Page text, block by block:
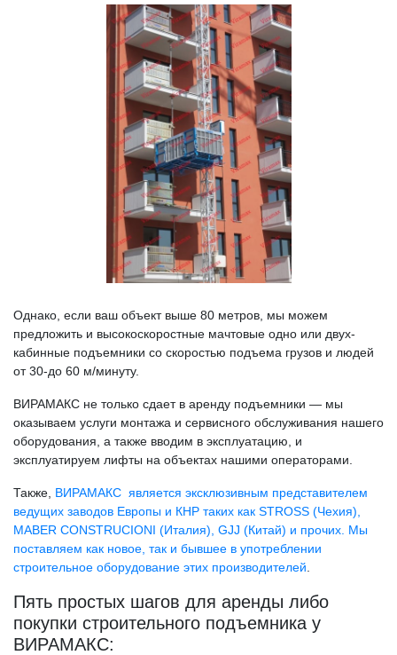
Однако, если ваш объект выше 80 метров, мы можем
предложить и высокоскоростные мачтовые одно или двух-
кабинные подъемники со скоростью подъема грузов и людей
от 30-до 60 м/минуту.
ВИРАМАКС не только сдает в аренду подъемники — мы
оказываем услуги монтажа и сервисного обслуживания нашего
оборудования, а также вводим в эксплуатацию, и
эксплуатируем лифты на объектах нашими операторами.
Также, ВИРАМАКС является эксклюзивным представителем
ведущих заводов Европы и КНР таких как STROSS (Чехия),
MABER CONSTRUCIONI (Италия), GJJ (Китай) и прочих. Мы
поставляем как новое, так и бывшее в употреблении
строительное оборудование этих производителей
Пять простых шагов для аренды либо
покупки строительного подъемника у
ВИРАМАКС: